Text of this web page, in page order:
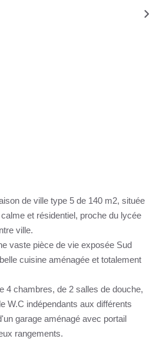
de ville type 5 de 140 m2, située
et résidentiel, proche du lycée
ville.
vaste pièce de vie exposée Sud
cuisine aménagée et totalement
4 chambres, de 2 salles de douche,
W.C indépendants aux différents
garage aménagé avec portail
rangements.